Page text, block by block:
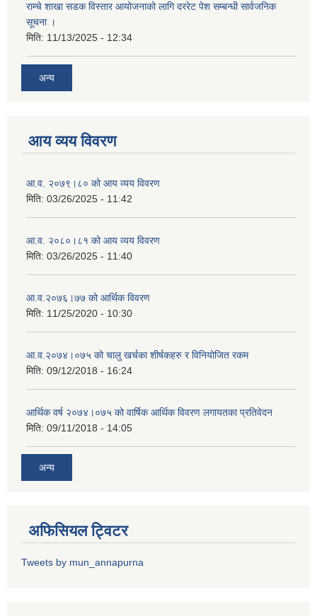
राम्चे शाखा सडक विस्तार आयोजनाको लागि दररेट पेश सम्बन्धी सार्वजनिक
सूचना ।
मिति: 11/13/2025 - 12:34
अन्य
आय व्यय विवरण
आ.व. २०७९।८० को आय व्यय विवरण
मिति: 03/26/2025 - 11:42
आ.व. २०८०।८१ को आय व्यय विवरण
मिति: 03/26/2025 - 11:40
आ.व.२०७६।७७ को आर्थिक विवरण
मिति: 11/25/2020 - 10:30
आ.व.२०७४।०७५ को चालु खर्चका शीर्षकहरु र विनियोजित रकम
मिति: 09/12/2018 - 16:24
आर्थिक वर्ष २०७४।०७५ को वार्षिक आर्थिक विवरण लगायतका प्रतिवेदन
मिति: 09/11/2018 - 14:05
अन्य
अफिसियल ट्विटर
Tweets by mun_annapurna